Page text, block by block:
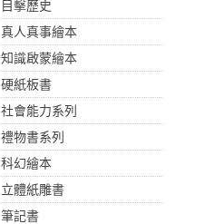
目擊歷史
真人真事繪本
知識啟蒙繪本
硬紙板書
社會能力系列
禮物書系列
科幻繪本
立體紙雕書
筆記書